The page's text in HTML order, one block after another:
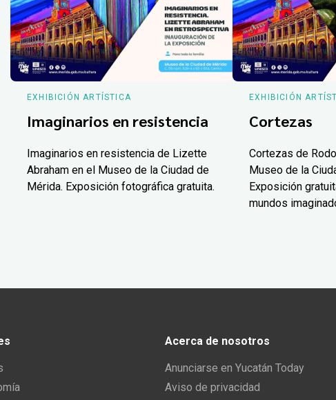
EXHIBICIÓN ARTÍSTICA
Imaginarios en resistencia
Imaginarios en resistencia de Lizette
Abraham en el Museo de la Ciudad de
Mérida. Exposición fotográfica gratuita.
EXHIBICIÓN
Cortezas
Cortezas de
Museo de la
Exposición
mundos
Acerca de nosotros
Anunciarse en Yucatán Today
Aviso de privacidad